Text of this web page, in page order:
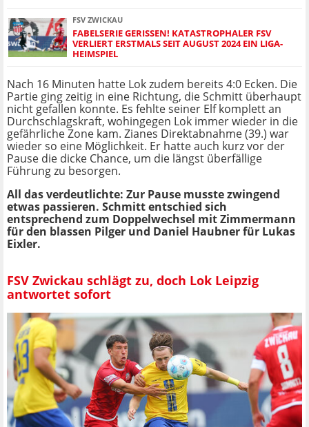
FSV ZWICKAU
FABELSERIE GERISSEN! KATASTROPHALER FSV
VERLIERT ERSTMALS SEIT AUGUST 2024 EIN LIGA-
HEIMSPIEL
Nach 16 Minuten hatte Lok zudem bereits 4:0 Ecken. Die
Partie ging zeitig in eine Richtung, die Schmitt überhaupt
nicht gefallen konnte. Es fehlte seiner Elf komplett an
Durchschlagskraft, wohingegen Lok immer wieder in die
gefährliche Zone kam. Zianes Direktabnahme (39.) war
wieder so eine Möglichkeit. Er hatte auch kurz vor der
Pause die dicke Chance, um die längst überfällige
Führung zu besorgen.
All das verdeutlichte: Zur Pause musste zwingend
etwas passieren. Schmitt entschied sich
entsprechend zum Doppelwechsel mit Zimmermann
für den blassen Pilger und Daniel Haubner für Lukas
Eixler.
FSV Zwickau schlägt zu, doch Lok Leipzig
antwortet sofort